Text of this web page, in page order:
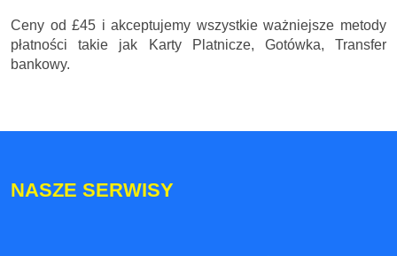
Ceny od £45 i akceptujemy wszystkie ważniejsze metody
płatności takie jak Karty Platnicze, Gotówka, Transfer
bankowy.
NASZE SERWISY